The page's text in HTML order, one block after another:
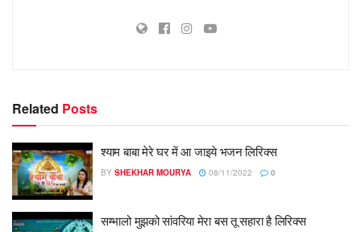
Related Posts
श्याम बाबा मेरे घर में आ जाइये भजन लिरिक्स
BY SHEKHAR MOURYA 08/11/2022 0
सम्भालो मुझको सांवरिया मेरा बस तू सहारा है लिरिक्स